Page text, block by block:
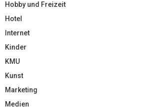
Hobby und Freizeit
Hotel
Internet
Kinder
KMU
Kunst
Marketing
Medien